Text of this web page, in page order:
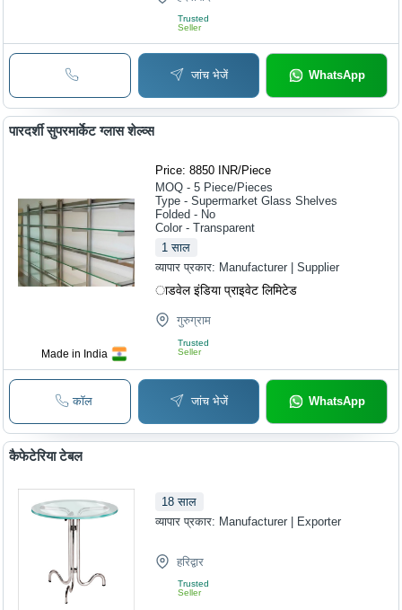
Trusted
Seller
जांच भेजें WhatsApp
Made in India
पारदर्शी सुपरमार्केट ग्लास शेल्व्स
Price: 8850 INR/Piece
MOQ - 5 Piece/Pieces
Type - Supermarket Glass Shelves
Folded - No
Color - Transparent
1 साल
व्यापार प्रकार: Manufacturer | Supplier
ाडवेल इंडिया प्राइवेट लिमिटेड
गुरुग्राम
Trusted
Seller
कॉल जांच भेजें WhatsApp
कैफेटेरिया टेबल
18 साल
व्यापार प्रकार: Manufacturer | Exporter
हरिद्वार
Trusted
Seller